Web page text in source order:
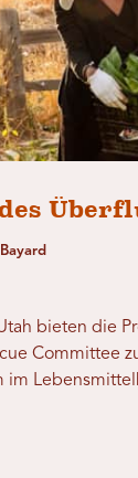
bieten die
Committee
im